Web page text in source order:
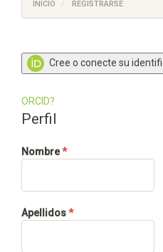
INICIO REGISTRARSE
Cree o conecte su
ORCID?
Perfil
Nombre*Obligatorio
Apellidos*Obligatorio